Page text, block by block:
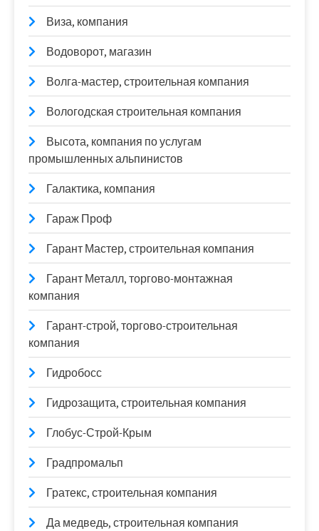
Виза, компания
Водоворот, магазин
Волга-мастер, строительная компания
Вологодская строительная компания
Высота, компания по услугам
промышленных альпинистов
Галактика, компания
Гараж Проф
Гарант Мастер, строительная компания
Гарант Металл, торгово-монтажная
компания
Гарант-строй, торгово-строительная
компания
Гидробосс
Гидрозащита, строительная компания
Глобус-Строй-Крым
Градпромальп
Гратекс, строительная компания
Да медведь, строительная компания